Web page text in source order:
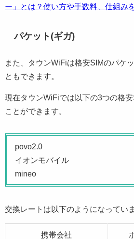
ー」とは？使い方や手数料、仕組み
パケット(ギガ)
また、タウンWiFiは格安SIMのパケ
ともできます。
現在タウンWiFiでは以下の3つの格
ことができます。
povo2.0
イオンモバイル
mineo
交換レートは以下のようになっていま
携帯会社